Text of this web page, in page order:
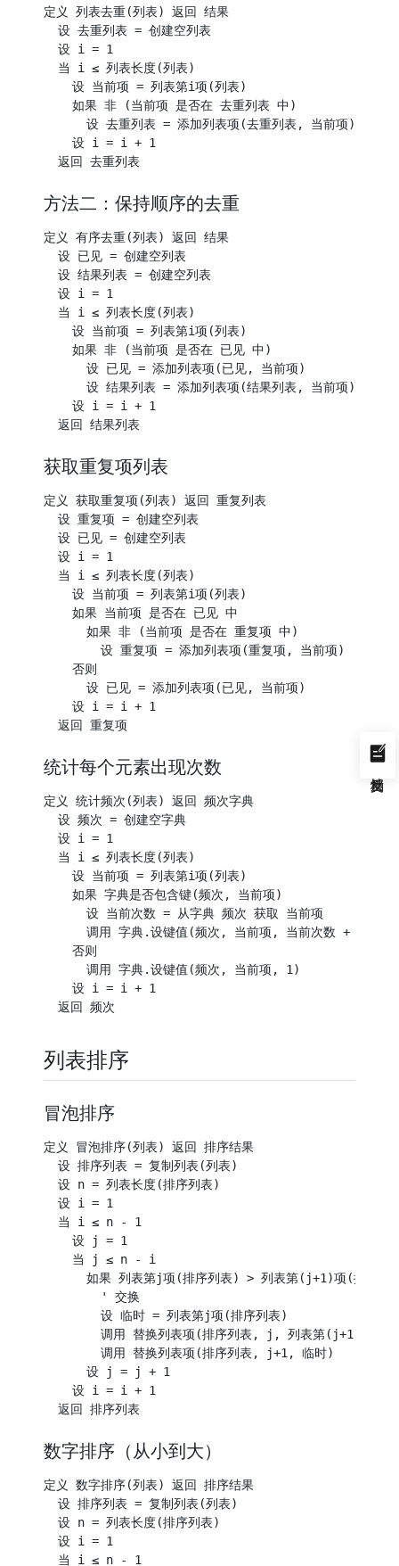
定义 列表去重(列表) 返回 结果
  设 去重列表 = 创建空列表
  设 i = 1
  当 i ≤ 列表长度(列表)
    设 当前项 = 列表第i项(列表)
    如果 非 (当前项 是否在 去重列表 中)
      设 去重列表 = 添加列表项(去重列表, 当前项)
    设 i = i + 1
方法二：保持顺序的去重
定义 有序去重(列表) 返回 结果
  设 已见 = 创建空列表
  设 结果列表 = 创建空列表
  设 i = 1
  当 i ≤ 列表长度(列表)
    设 当前项 = 列表第i项(列表)
    如果 非 (当前项 是否在 已见 中)
      设 已见 = 添加列表项(已见, 当前项)
      设 结果列表 = 添加列表项(结果列表, 当前项)
    设 i = i + 1
获取重复项列表
定义 获取重复项(列表) 返回 重复列表
  设 重复项 = 创建空列表
  设 已见 = 创建空列表
  设 i = 1
  当 i ≤ 列表长度(列表)
    设 当前项 = 列表第i项(列表)
    如果 当前项 是否在 已见 中
      如果 非 (当前项 是否在 重复项 中)
        设 重复项 = 添加列表项(重复项, 当前项)
    否则
      设 已见 = 添加列表项(已见, 当前项)
    设 i = i + 1
统计每个元素出现次数
定义 统计频次(列表) 返回 频次字典
  设 频次 = 创建空字典
  设 i = 1
  当 i ≤ 列表长度(列表)
    设 当前项 = 列表第i项(列表)
    如果 字典是否包含键(频次, 当前项)
      设 当前次数 = 从字典 频次 获取 当前项
      调用 字典.设键值(频次, 当前项, 当前次数 + 1)
    否则
      调用 字典.设键值(频次, 当前项, 1)
    设 i = i + 1
列表排序
冒泡排序
定义 冒泡排序(列表) 返回 排序结果
  设 排序列表 = 复制列表(列表)
  设 n = 列表长度(排序列表)
  设 i = 1
  当 i ≤ n - 1
    设 j = 1
    当 j ≤ n - i
如果 列表第j项(排序列表) > 列表第(j+1)项(排序列
        ' 交换
        设 临时 = 列表第j项(排序列表)
调用 替换列表项(排序列表, j, 列表第(j+1)项(排
        调用 替换列表项(排序列表, j+1, 临时)
      设 j = j + 1
    设 i = i + 1
数字排序（从小到大）
定义 数字排序(列表) 返回 排序结果
  设 排序列表 = 复制列表(列表)
  设 n = 列表长度(排序列表)
  设 i = 1
  当 i ≤ n - 1